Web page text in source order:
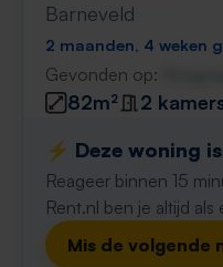
Barneveld
2 maanden, 4 weken
Gevonden op:
82m²
2
⚡️ Deze woning
Reageer binnen 15
Rent.nl ben je altijd als
Mis de volgende